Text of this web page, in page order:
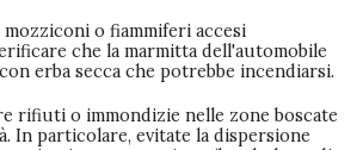
o fiammiferi accesi
che la marmitta dell'automobile
erba secca che potrebbe incendiarsi.
rifiuti o immondizie nelle zone boscate
In particolare, evitate la dispersione